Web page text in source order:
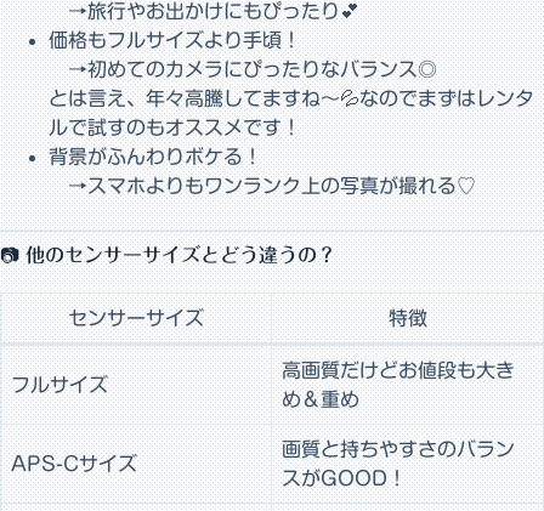
→旅行やお出かけにもぴったり💕
価格もフルサイズより手頃！
→初めてのカメラにぴったりなバランス◎
とは言え、年々高騰してますね〜💦なのでまずはレンタ
ルで試すのもオススメです！
背景がふんわりボケる！
→スマホよりもワンランク上の写真が撮れる♡
📷 他のセンサーサイズとどう違うの？
センサーサイズ 特徴
フルサイズ
高画質だけどお値段も大き
め＆重め
APS-Cサイズ
画質と持ちやすさのバラン
スがGOOD！